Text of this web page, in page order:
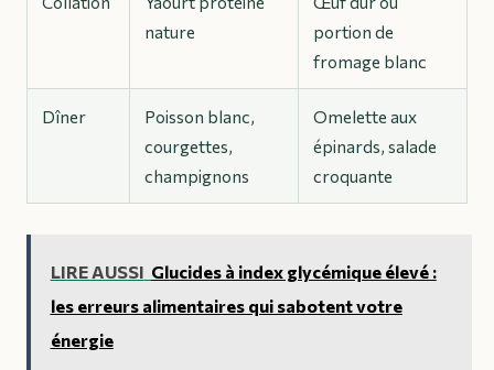
nature
portion de
fromage blanc
Dîner
Poisson blanc,
courgettes,
champignons
Omelette aux
épinards, salade
croquante
LIRE AUSSI Glucides à index glycémique élevé :
les erreurs alimentaires qui sabotent votre
énergie